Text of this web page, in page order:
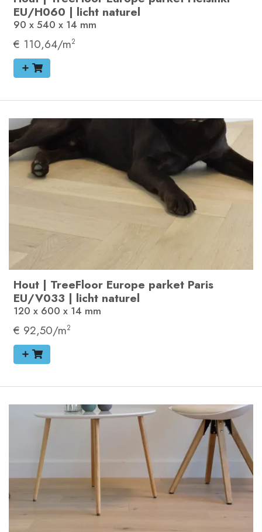
EU/H060 | licht naturel
90 x 540 x 14 mm
€ 110,64/m2
Hout | TreeFloor Europe parket Paris
EU/V033 | licht naturel
120 x 600 x 14 mm
€ 92,50/m2